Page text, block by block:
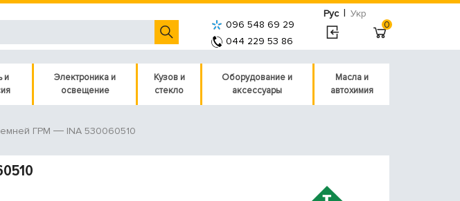
Рус | Укр
096 548 69 29
044 229 53 86
0
и
Электроника и
освещение
Кузов и
стекло
Оборудование и
аксессуары
Масла и
автохимия
ГРМ INA 530060510